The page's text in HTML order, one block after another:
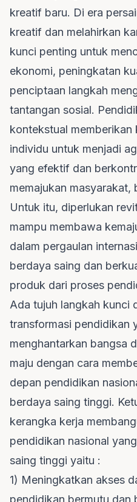
kreatif baru. Di era
kreatif dan melahirkan
kunci penting untuk
ekonomi, peningkatan
penciptaan langkah
tantangan sosial.
kontekstual memberikan
individu untuk menjadi
yang efektif dan
memajukan masyarakat,
Untuk itu, diperlukan
mampu membawa
dalam pergaulan
berdaya saing dan
produk dari proses
Ada tujuh langkah kunci
transformasi pendidikan
menghantarkan bangsa
maju dengan cara
depan pendidikan
berdaya saing tinggi.
kerangka kerja
pendidikan nasional
saing tinggi yaitu :
1) Meningkatkan akses
pendidikan bermutu dan